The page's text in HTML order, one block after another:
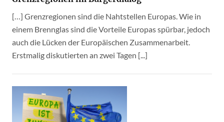
[…] Grenzregionen sind die Nahtstellen Europas. Wie in
einem Brennglas sind die Vorteile Europas spürbar, jedoch
auch die Lücken der Europäischen Zusammenarbeit.
Erstmalig diskutierten an zwei Tagen [...]